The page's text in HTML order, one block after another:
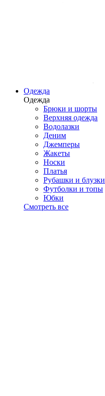
Одежда
Одежда
Брюки и шорты
Верхняя одежда
Водолазки
Деним
Джемперы
Жакеты
Носки
Платья
Рубашки и блузки
Футболки и топы
Юбки
Смотреть все